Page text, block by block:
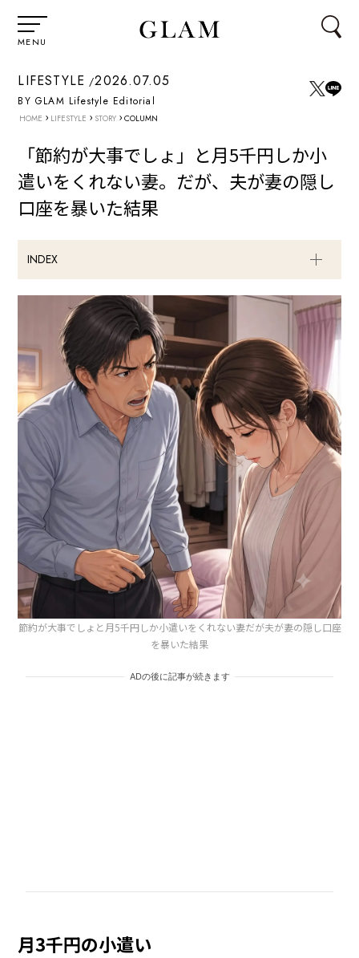
MENU
LIFESTYLE 2026.07.05
BY GLAM Lifestyle Editorial
HOME › LIFESTYLE › STORY › COLUMN
「節約が大事でしょ」と月5千円しか小
遣いをくれない妻。だが、夫が妻の隠し
口座を暴いた結果
INDEX
節約が大事でしょと月5千円しか小遣いをくれない妻だが夫が妻の隠し口座
を暴いた結果
ADの後に記事が続きます
月3千円の小遣い